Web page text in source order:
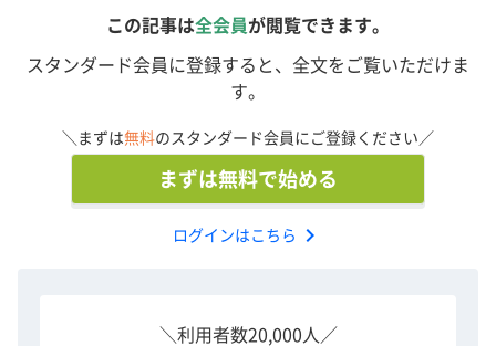
この記事は全会員が閲覧できます。
スタンダード会員に登録すると、全文をご覧いただけま
す。
＼まずは無料のスタンダード会員にご登録ください／
まずは無料で始める
ログインはこちら chevron_right
＼利用者数20,000人／